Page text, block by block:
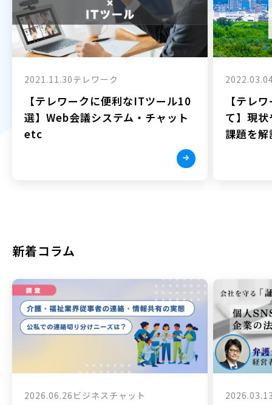
2021.11.30テレワーク
【テレワークに便利なITツール10
選】Web会議システム・チャット
etc
【テレ
て】現
課題を解
新着コラム
2026.06.26 ビジネスチャット